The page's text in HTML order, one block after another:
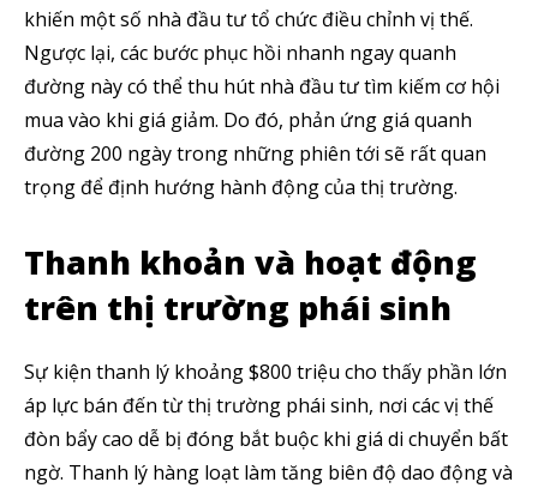
khiến một số nhà đầu tư tổ chức điều chỉnh vị thế.
Ngược lại, các bước phục hồi nhanh ngay quanh
đường này có thể thu hút nhà đầu tư tìm kiếm cơ hội
mua vào khi giá giảm. Do đó, phản ứng giá quanh
đường 200 ngày trong những phiên tới sẽ rất quan
trọng để định hướng hành động của thị trường.
Thanh khoản và hoạt động
trên thị trường phái sinh
Sự kiện thanh lý khoảng $800 triệu cho thấy phần lớn
áp lực bán đến từ thị trường phái sinh, nơi các vị thế
đòn bẩy cao dễ bị đóng bắt buộc khi giá di chuyển bất
ngờ. Thanh lý hàng loạt làm tăng biên độ dao động và